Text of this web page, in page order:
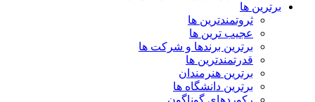
برترین ها
ثروتمندترین ها
عجیب ترین ها
برترین برندها و شرکت ها
قدرتمندترین ها
برترین هنرمندان
برترین دانشگاه ها